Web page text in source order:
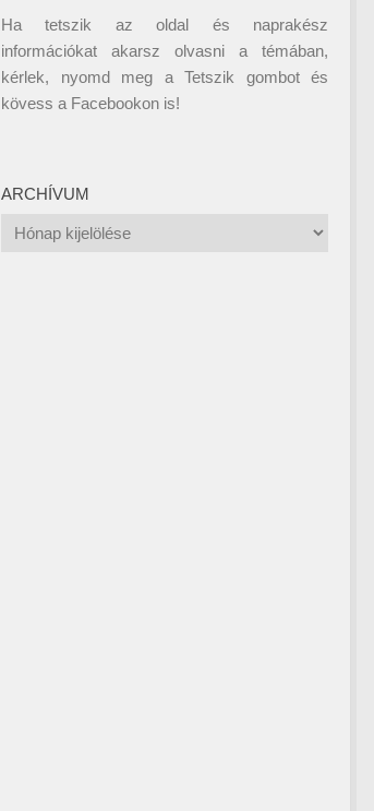
Ha tetszik az oldal és naprakész
információkat akarsz olvasni a témában,
kérlek, nyomd meg a Tetszik gombot és
kövess a Facebookon is!
ARCHÍVUM
Archívum